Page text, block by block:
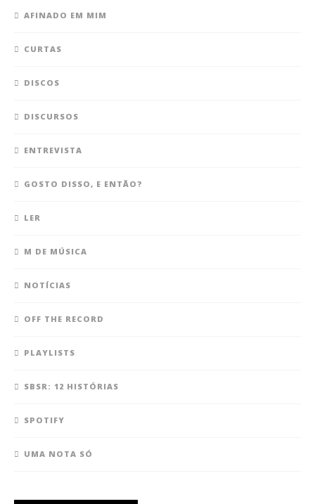
AFINADO EM MIM
CURTAS
DISCOS
DISCURSOS
ENTREVISTA
GOSTO DISSO, E ENTÃO?
LER
M DE MÚSICA
NOTÍCIAS
OFF THE RECORD
PLAYLISTS
SBSR: 12 HISTÓRIAS
SPOTIFY
UMA NOTA SÓ